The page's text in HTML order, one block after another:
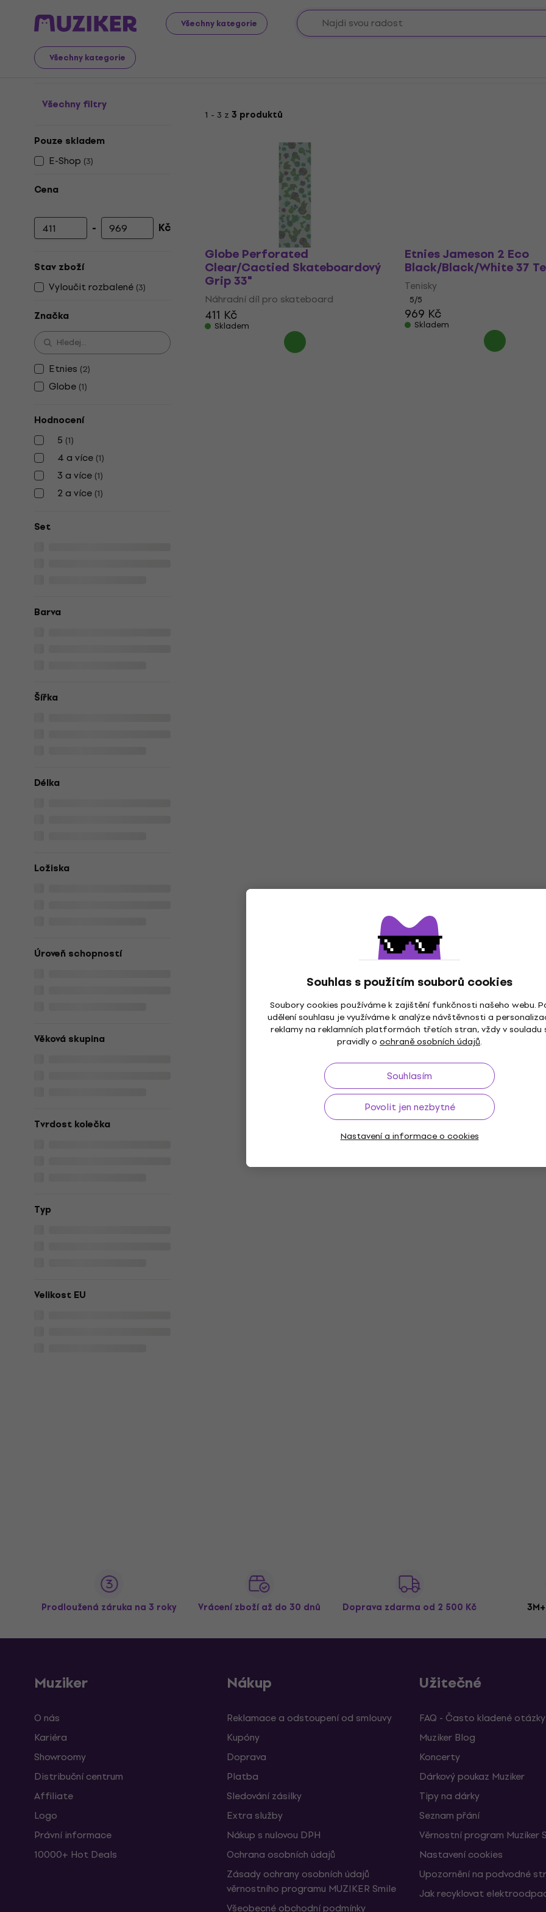
Všechny kategorie
Všechny kategorie
Souhlas s použitím souborů cookies
Soubory cookies používáme k zajištění funkčnosti našeho webu.
udělení souhlasu je využíváme k analýze návštěvnosti a
reklamy na reklamních platformách třetích stran, vždy v souladu
pravidly o ochraně osobních údajů.
Souhlasím
Povolit jen nezbytné
Nastavení a informace o cookies
Sportovní potřeby Skateboardy a příslušenství
Skateboardy a příslušenství
Všechny filtry
Pouze skladem
E-Shop (3)
Cena
Minimální cena
- Maximální cena
Kč
Stav zboží
Vyloučit rozbalené (3)
Značka
Etnies (2)
Globe (1)
Hodnocení
5 (1)
4 a více (1)
3 a více (1)
2 a více (1)
Set
Barva
Šířka
Délka
Ložiska
Úroveň schopností
Věková skupina
Tvrdost kolečka
Typ
Velikost EU
1 - 3 z 3 produktů
Globe Perforated
Clear/Cactied Skateboardový
Grip 33"
Náhradní díl pro skateboard
411 Kč
Skladem
Etnies Jameson 2 Eco
Black/Black/White 37
Tenisky
5/5
969 Kč
Skladem
Prodloužená záruka na 3 roky Vrácení zboží až do 30 dnů Doprava zdarma od 2 500 Kč
Muziker
O nás
Kariéra
Showroomy
Distribuční centrum
Affiliate
Logo
Právní informace
10000+ Hot Deals
Nákup
Reklamace a odstoupení od smlouvy
Kupóny
Doprava
Platba
Sledování zásilky
Extra služby
Nákup s nulovou DPH
Ochrana osobních údajů
Zásady ochrany osobních údajů
věrnostního programu MUZIKER Smile
Všeobecné obchodní podmínky
Užitečné
FAQ - Často kladené otázky
Muziker Blog
Koncerty
Dárkový poukaz Muziker
Tipy na dárky
Seznam přání
Věrnostní program Muziker
Nastavení cookies
Upozornění na podvodné
Jak recyklovat